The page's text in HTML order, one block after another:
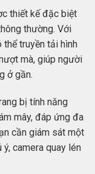
thiết kế đặc biệt
thường. Với
truyền tải hình
mà, giúp người
ở gần.
bị tính năng
mây, đáp ứng đa
cần giám sát một
ý, camera quay lén